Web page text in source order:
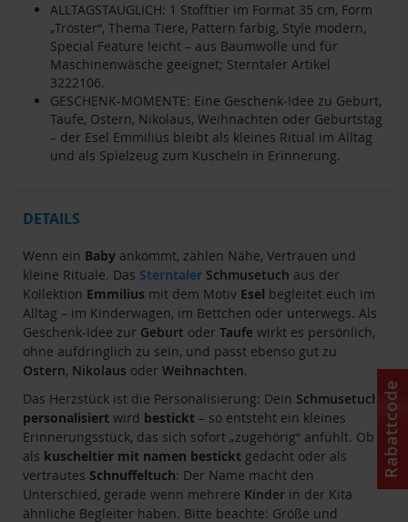
ALLTAGSTAUGLICH: 1 Stofftier im Format 35 cm, Form
„Tröster“, Thema Tiere, Pattern farbig, Style modern,
Special Feature leicht – aus Baumwolle und für
Maschinenwäsche geeignet; Sterntaler Artikel
3222106.
GESCHENK-MOMENTE: Eine Geschenk-Idee zu Geburt,
Taufe, Ostern, Nikolaus, Weihnachten oder Geburtstag
– der Esel Emmilius bleibt als kleines Ritual im Alltag
und als Spielzeug zum Kuscheln in Erinnerung.
DETAILS
Wenn ein Baby ankommt, zählen Nähe, Vertrauen und
kleine Rituale. Das Sterntaler Schmusetuch aus der
Kollektion Emmilius mit dem Motiv Esel begleitet euch im
Alltag – im Kinderwagen, im Bettchen oder unterwegs. Als
Geschenk-Idee zur Geburt oder Taufe wirkt es persönlich,
ohne aufdringlich zu sein, und passt ebenso gut zu
Ostern, Nikolaus oder Weihnachten.
Das Herzstück ist die Personalisierung: Dein Schmusetuch
personalisiert wird bestickt – so entsteht ein kleines
Erinnerungsstück, das sich sofort „zugehörig“ anfühlt. Ob
als kuscheltier mit namen bestickt gedacht oder als
vertrautes Schnuffeltuch: Der Name macht den
Unterschied, gerade wenn mehrere Kinder in der Kita
ähnliche Begleiter haben. Bitte beachte: Größe und
Rabattcode